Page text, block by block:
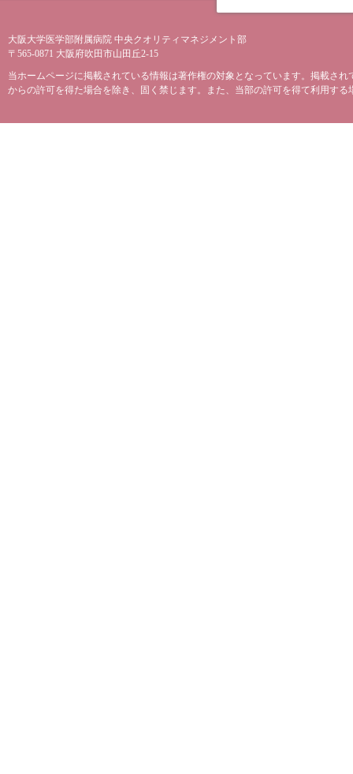
大阪大学医学部附属病院 中央クオリティマネジメント部
〒565-0871 大阪府吹田市山田丘2-15
当ホームページに掲載されている情報は著作権の対象となっています。掲載さ
からの許可を得た場合を除き、固く禁じます。また、当部の許可を得て利用す